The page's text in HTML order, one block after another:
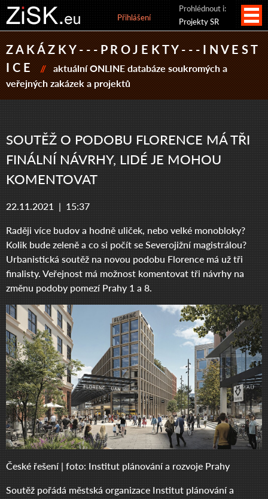
Prohlédnout i:
Projekty SR
Přihlášení
Z A K Á Z K Y - - - P R O J E K T Y - - - I N V E S T
I C E
// aktuální ONLINE databáze soukromých a
veřejných zakázek a projektů
SOUTĚŽ O PODOBU FLORENCE MÁ TŘI
FINÁLNÍ NÁVRHY, LIDÉ JE MOHOU
KOMENTOVAT
22.11.2021 | 15:37
Raději více budov a hodně uliček, nebo velké monobloky?
Kolik bude zeleně a co si počít se Severojižní magistrálou?
Urbanistická soutěž na novou podobu Florence má už tři
finalisty. Veřejnost má možnost komentovat tři návrhy na
změnu podoby pomezí Prahy 1 a 8.
České řešení | foto: Institut plánování a rozvoje Prahy
Soutěž pořádá městská organizace Institut plánování a